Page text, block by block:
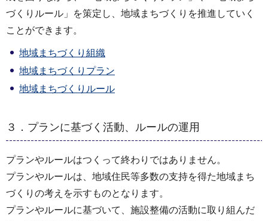
づくりルール」を策定し、地域まちづくりを推進していく
ことができます。
地域まちづくり組織
地域まちづくりプラン
地域まちづくりルール
３．プランに基づく活動、ルールの運用
プランやルールはつくって終わりではありません。
プランやルールは、地域住民等多数の支持を得た地域まち
づくりの考えを示すものとなります。
プランやルールに基づいて、施設整備の活動に取り組んだ